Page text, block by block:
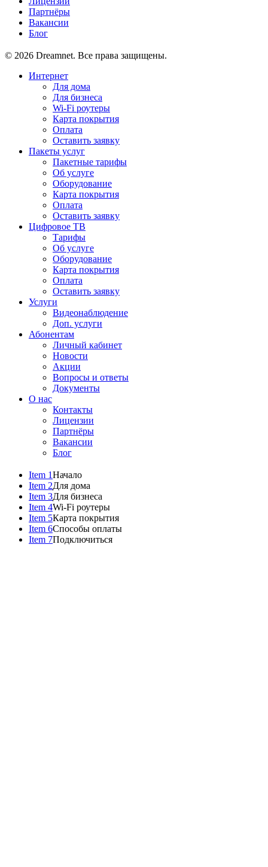
Партнёры
Вакансии
Блог
© 2026 Dreamnet. Все права защищены.
Интернет
Для дома
Для бизнеса
Wi-Fi роутеры
Карта покрытия
Оплата
Оставить заявку
Пакеты услуг
Пакетные тарифы
Об услуге
Оборудование
Карта покрытия
Оплата
Оставить заявку
Цифровое ТВ
Тарифы
Об услуге
Оборудование
Карта покрытия
Оплата
Оставить заявку
Услуги
Видеонаблюдение
Доп. услуги
Абонентам
Личный кабинет
Новости
Акции
Вопросы и ответы
Документы
О нас
Контакты
Лицензии
Партнёры
Вакансии
Блог
Item 1Начало
Item 2Для дома
Item 3Для бизнеса
Item 4Wi-Fi роутеры
Item 5Карта покрытия
Item 6Способы оплаты
Item 7Подключиться